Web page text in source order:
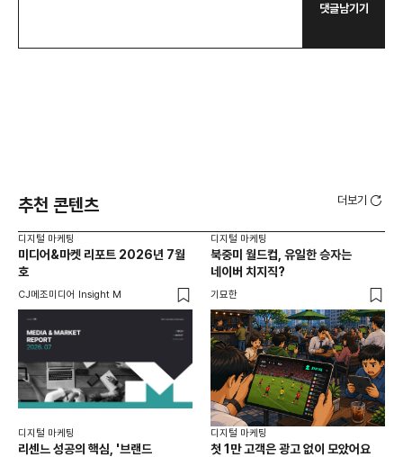
댓글남기기
추천 콘텐츠 더보기
디지털 마케팅
미디어&마켓 리포트 2026년 7월
호
CJ메조미디어 Insight M
디지털 마케팅
북중미 월드컵, 유일한 승자는
네이버 치지직?
기묘한
디지털 마케팅
리센느 성공의 핵심, '브랜드
디지털 마케팅
첫 1만 고객은 광고 없이 모았어요